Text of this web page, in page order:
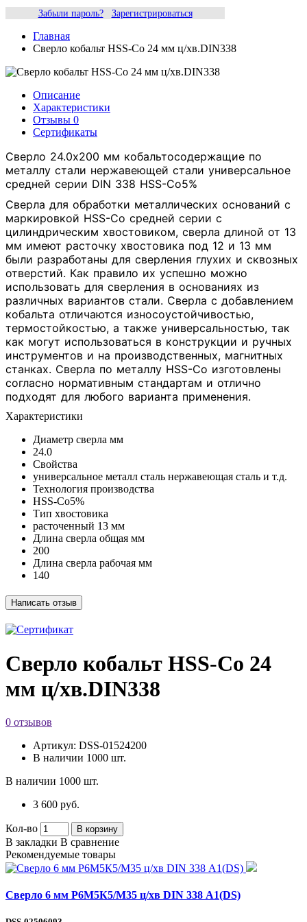
Забыли пароль? Зарегистрироваться
Главная
Сверло кобальт HSS-Со 24 мм ц/хв.DIN338
Описание
Характеристики
Отзывы 0
Сертификаты
Сверло 24.0х200 мм кобальтосодержащие по
металлу стали нержавеющей стали универсальное
средней серии DIN 338 HSS-Co5%
Сверла для обработки металлических оснований с
маркировкой HSS-Co средней серии с
цилиндрическим хвостовиком, сверла длиной от 13
мм имеют расточку хвостовика под 12 и 13 мм
были разработаны для сверления глухих и сквозных
отверстий. Как правило их успешно можно
использовать для сверления в основаниях из
различных вариантов стали. Сверла с добавлением
кобальта отличаются износоустойчивостью,
термостойкостью, а также универсальностью, так
как могут использоваться в конструкции и ручных
инструментов и на производственных, магнитных
станках. Сверла по металлу HSS-Co изготовлены
согласно нормативным стандартам и отлично
подходят для любого варианта применения.
Xарактеристики
Диаметр сверла мм
24.0
Свойства
универсальное металл сталь нержавеющая сталь и т.д.
Технология производства
HSS-Co5%
Тип хвостовика
расточенный 13 мм
Длина сверла общая мм
200
Длина сверла рабочая мм
140
Сверло кобальт HSS-Со 24
мм ц/хв.DIN338
0 отзывов
Артикул: DSS-01524200
В наличии 1000 шт.
В наличии 1000 шт.
3 600 руб.
Кол-во В корзину
В закладки В сравнение
Рекомендуемые товары
Сверло 6 мм Р6М5К5/М35 ц/хв DIN 338 А1(DS)